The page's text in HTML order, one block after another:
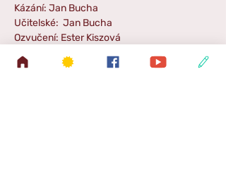
Kázání: Jan Bucha
Učitelské:  Jan Bucha
Ozvučení: Ester Kiszová
Příběh: Pavel Dona